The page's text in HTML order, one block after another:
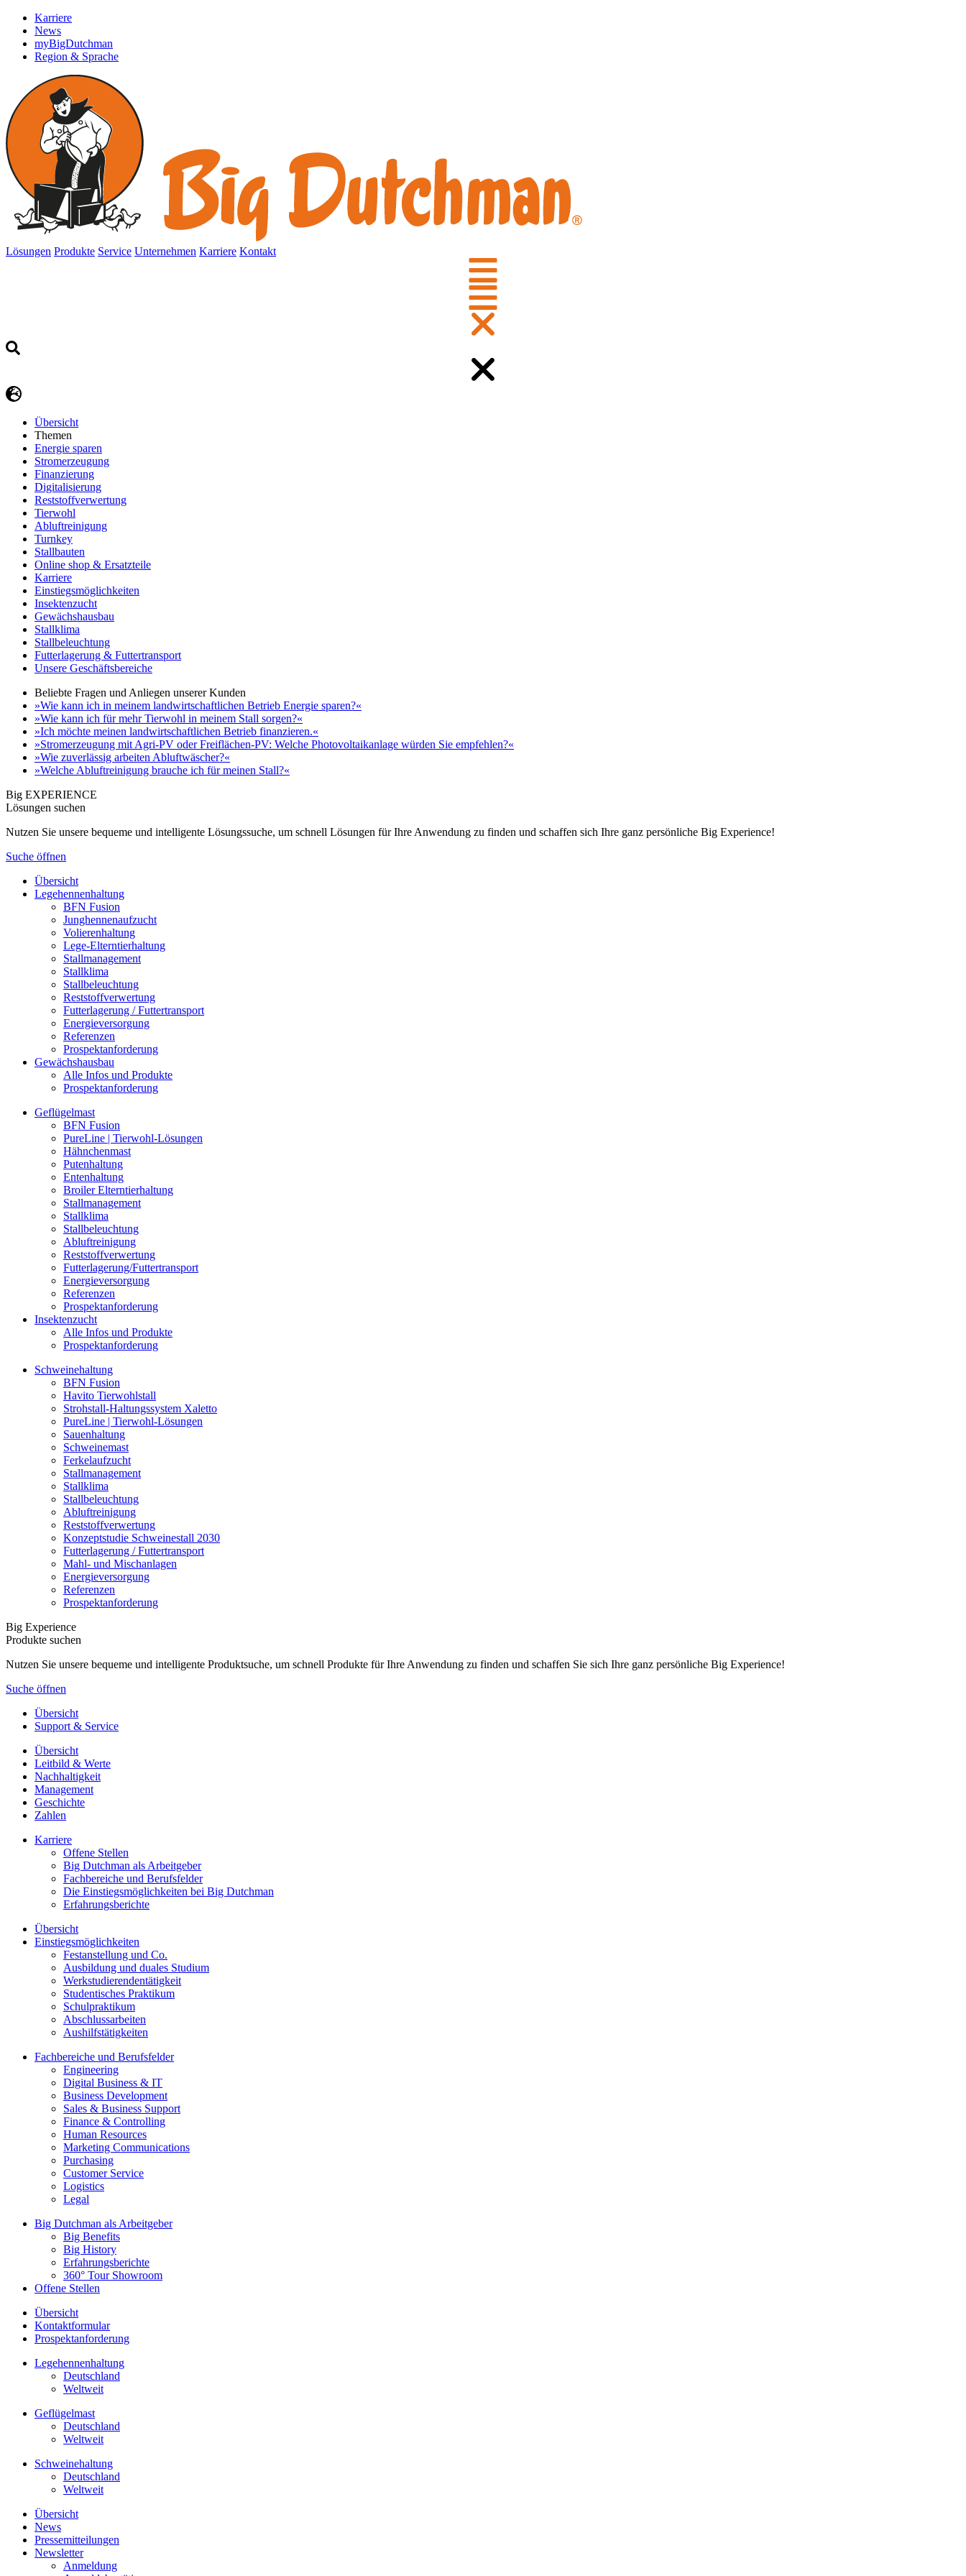
Karriere
News
myBigDutchman
Region & Sprache
Lösungen Produkte Service Unternehmen Karriere Kontakt
Übersicht
Themen
Energie sparen
Stromerzeugung
Finanzierung
Digitalisierung
Reststoffverwertung
Tierwohl
Abluftreinigung
Turnkey
Stallbauten
Online shop & Ersatzteile
Karriere
Einstiegsmöglichkeiten
Insektenzucht
Gewächshausbau
Stallklima
Stallbeleuchtung
Futterlagerung & Futtertransport
Unsere Geschäftsbereiche
Beliebte Fragen und Anliegen unserer Kunden
»Wie kann ich in meinem landwirtschaftlichen Betrieb Energie sparen?«
»Wie kann ich für mehr Tierwohl in meinem Stall sorgen?«
»Ich möchte meinen landwirtschaftlichen Betrieb finanzieren.«
»Stromerzeugung mit Agri-PV oder Freiflächen-PV: Welche Photovoltaikanlage würden Sie empfehlen?«
»Wie zuverlässig arbeiten Abluftwäscher?«
»Welche Abluftreinigung brauche ich für meinen Stall?«
Big EXPERIENCE
Lösungen suchen
Nutzen Sie unsere bequeme und intelligente Lösungssuche, um schnell Lösungen für Ihre Anwendung zu finden und schaffen sich Ihre ganz persönliche Big Experience!
Suche öffnen
Übersicht
Legehennenhaltung
BFN Fusion
Junghennenaufzucht
Volierenhaltung
Lege-Elterntierhaltung
Stallmanagement
Stallklima
Stallbeleuchtung
Reststoffverwertung
Futterlagerung / Futtertransport
Energieversorgung
Referenzen
Prospektanforderung
Gewächshausbau
Alle Infos und Produkte
Prospektanforderung
Geflügelmast
BFN Fusion
PureLine | Tierwohl-Lösungen
Hähnchenmast
Putenhaltung
Entenhaltung
Broiler Elterntierhaltung
Stallmanagement
Stallklima
Stallbeleuchtung
Abluftreinigung
Reststoffverwertung
Futterlagerung/Futtertransport
Energieversorgung
Referenzen
Prospektanforderung
Insektenzucht
Alle Infos und Produkte
Prospektanforderung
Schweinehaltung
BFN Fusion
Havito Tierwohlstall
Strohstall-Haltungssystem Xaletto
PureLine | Tierwohl-Lösungen
Sauenhaltung
Schweinemast
Ferkelaufzucht
Stallmanagement
Stallklima
Stallbeleuchtung
Abluftreinigung
Reststoffverwertung
Konzeptstudie Schweinestall 2030
Futterlagerung / Futtertransport
Mahl- und Mischanlagen
Energieversorgung
Referenzen
Prospektanforderung
Big Experience
Produkte suchen
Nutzen Sie unsere bequeme und intelligente Produktsuche, um schnell Produkte für Ihre Anwendung zu finden und schaffen Sie sich Ihre ganz persönliche Big Experience!
Suche öffnen
Übersicht
Support & Service
Übersicht
Leitbild & Werte
Nachhaltigkeit
Management
Geschichte
Zahlen
Karriere
Offene Stellen
Big Dutchman als Arbeitgeber
Fachbereiche und Berufsfelder
Die Einstiegsmöglichkeiten bei Big Dutchman
Erfahrungsberichte
Übersicht
Einstiegsmöglichkeiten
Festanstellung und Co.
Ausbildung und duales Studium
Werkstudierendentätigkeit
Studentisches Praktikum
Schulpraktikum
Abschlussarbeiten
Aushilfstätigkeiten
Fachbereiche und Berufsfelder
Engineering
Digital Business & IT
Business Development
Sales & Business Support
Finance & Controlling
Human Resources
Marketing Communications
Purchasing
Customer Service
Logistics
Legal
Big Dutchman als Arbeitgeber
Big Benefits
Big History
Erfahrungsberichte
360° Tour Showroom
Offene Stellen
Übersicht
Kontaktformular
Prospektanforderung
Legehennenhaltung
Deutschland
Weltweit
Geflügelmast
Deutschland
Weltweit
Schweinehaltung
Deutschland
Weltweit
Übersicht
News
Pressemitteilungen
Newsletter
Anmeldung